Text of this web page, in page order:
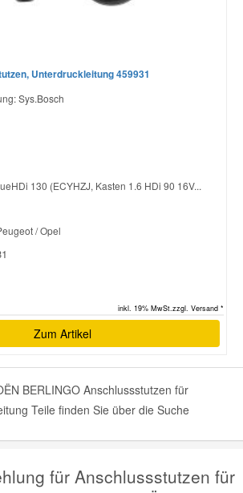
Unterdruckleitung 459931
Sys.Bosch
130 (ECYHZJ, Kasten 1.6 HDi 90 16V...
/ Opel
inkl. 19% MwSt.zzgl. Versand *
Zum Artikel
BERLINGO Anschlussstutzen für
Teile finden Sie über die Suche
für Anschlussstutzen für